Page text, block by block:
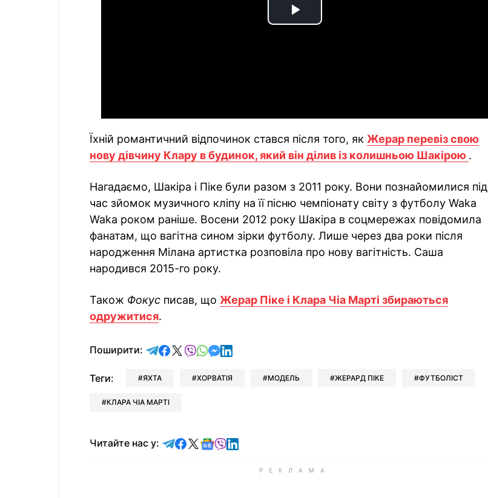
Play
Їхній романтичний відпочинок стався після того, як Жерар перевіз свою
нову дівчину Клару в будинок, який він ділив із колишньою Шакірою .
Нагадаємо, Шакіра і Піке були разом з 2011 року. Вони познайомилися під
час зйомок музичного кліпу на її пісню чемпіонату світу з футболу Waka
Waka роком раніше. Восени 2012 року Шакіра в соцмережах повідомила
фанатам, що вагітна сином зірки футболу. Лише через два роки після
народження Мілана артистка розповіла про нову вагітність. Саша
народився 2015-го року.
Також Фокус писав, що Жерар Піке і Клара Чіа Марті збираються
одружитися.
Поширити: відправити у Telegram
поділитись у Facebook
поділитись у X
відправити у Viber
відправити у Whatsapp
відправити у Messenger
відправити у LinkedIn
Теги: ЯХТА ХОРВАТІЯ МОДЕЛЬ ЖЕРАРД ПІКЕ ФУТБОЛІСТ
КЛАРА ЧІА МАРТІ
Читайте нас у: Читайте у Telegram
Читайте у Facebook
Читайте у X
Читайте у Google news
Читайте у Viber
Читайте у LinkedIn